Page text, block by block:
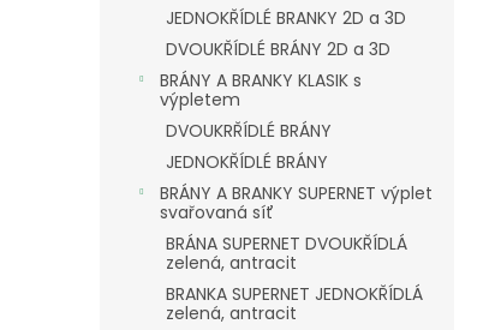
JEDNOKŘÍDLÉ BRANKY 2D a 3D
DVOUKŘÍDLÉ BRÁNY 2D a 3D
BRÁNY A BRANKY KLASIK s
výpletem
DVOUKRŘÍDLÉ BRÁNY
JEDNOKŘÍDLÉ BRÁNY
BRÁNY A BRANKY SUPERNET výplet
svařovaná síť
BRÁNA SUPERNET DVOUKŘÍDLÁ
zelená, antracit
BRANKA SUPERNET JEDNOKŘÍDLÁ
zelená, antracit